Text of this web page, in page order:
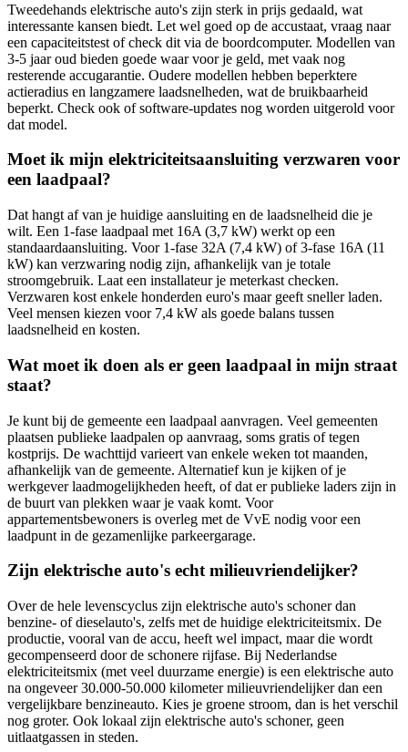
Tweedehands elektrische auto's zijn sterk in prijs gedaald, wat
interessante kansen biedt. Let wel goed op de accustaat, vraag naar
een capaciteitstest of check dit via de boordcomputer. Modellen van
3-5 jaar oud bieden goede waar voor je geld, met vaak nog
resterende accugarantie. Oudere modellen hebben beperktere
actieradius en langzamere laadsnelheden, wat de bruikbaarheid
beperkt. Check ook of software-updates nog worden uitgerold voor
dat model.
Moet ik mijn elektriciteitsaansluiting verzwaren voor
een laadpaal?
Dat hangt af van je huidige aansluiting en de laadsnelheid die je
wilt. Een 1-fase laadpaal met 16A (3,7 kW) werkt op een
standaardaansluiting. Voor 1-fase 32A (7,4 kW) of 3-fase 16A (11
kW) kan verzwaring nodig zijn, afhankelijk van je totale
stroomgebruik. Laat een installateur je meterkast checken.
Verzwaren kost enkele honderden euro's maar geeft sneller laden.
Veel mensen kiezen voor 7,4 kW als goede balans tussen
laadsnelheid en kosten.
Wat moet ik doen als er geen laadpaal in mijn straat
staat?
Je kunt bij de gemeente een laadpaal aanvragen. Veel gemeenten
plaatsen publieke laadpalen op aanvraag, soms gratis of tegen
kostprijs. De wachttijd varieert van enkele weken tot maanden,
afhankelijk van de gemeente. Alternatief kun je kijken of je
werkgever laadmogelijkheden heeft, of dat er publieke laders zijn in
de buurt van plekken waar je vaak komt. Voor
appartementsbewoners is overleg met de VvE nodig voor een
laadpunt in de gezamenlijke parkeergarage.
Zijn elektrische auto's echt milieuvriendelijker?
Over de hele levenscyclus zijn elektrische auto's schoner dan
benzine- of dieselauto's, zelfs met de huidige elektriciteitsmix. De
productie, vooral van de accu, heeft wel impact, maar die wordt
gecompenseerd door de schonere rijfase. Bij Nederlandse
elektriciteitsmix (met veel duurzame energie) is een elektrische auto
na ongeveer 30.000-50.000 kilometer milieuvriendelijker dan een
vergelijkbare benzineauto. Kies je groene stroom, dan is het verschil
nog groter. Ook lokaal zijn elektrische auto's schoner, geen
uitlaatgassen in steden.